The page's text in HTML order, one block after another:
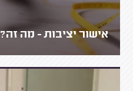
אישור יציבות - מה זה?